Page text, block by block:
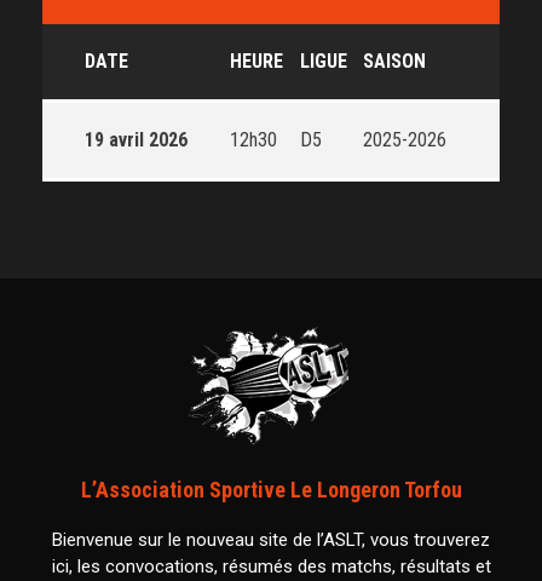
DATE HEURE LIGUE SAISON
19 avril 2026 12h30 D5 2025-2026
L’Association Sportive Le Longeron Torfou
Bienvenue sur le nouveau site de l’ASLT, vous trouverez
ici, les convocations, résumés des matchs, résultats et